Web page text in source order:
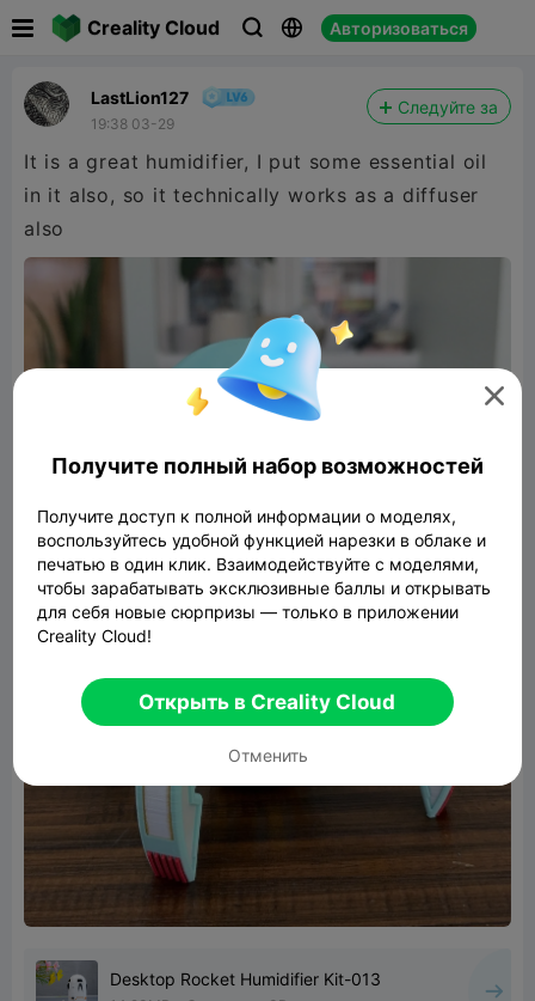
Creality Cloud   Авторизоваться
LastLion127
19:38 03-29
Следуйте за
It is a great humidifier, I put some essential oil
in it also, so it technically works as a diffuser
also
Desktop Rocket Humidifier Kit-013

Получите полный набор возможностей
Получите доступ к полной информации о моделях,
воспользуйтесь удобной функцией нарезки в облаке и
печатью в один клик. Взаимодействуйте с моделями,
чтобы зарабатывать эксклюзивные баллы и открывать
для себя новые сюрпризы — только в приложении
Creality Cloud!
Открыть в Creality Cloud
Отменить